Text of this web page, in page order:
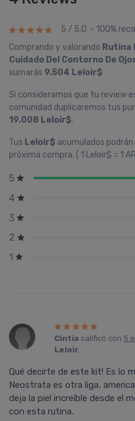
5 / 5.0 - 100%
Comprando y valorando Rutina
Cuidado Del Contorno De
sumarás 9.504 Leloir$
Si consideramos que tu review
comunidad duplicaremos tus
19.008 Leloir$.
Tus Leloir$ acumulados
próxima compra. ( 1 Leloir$ = 1
5
4
3
2
1
Cintia calificó con 5
Leloir.
Qué decirte de este kit! Es lo
Neostrata es otra liga,
deja la piel increíble desde el
con esta rutina.